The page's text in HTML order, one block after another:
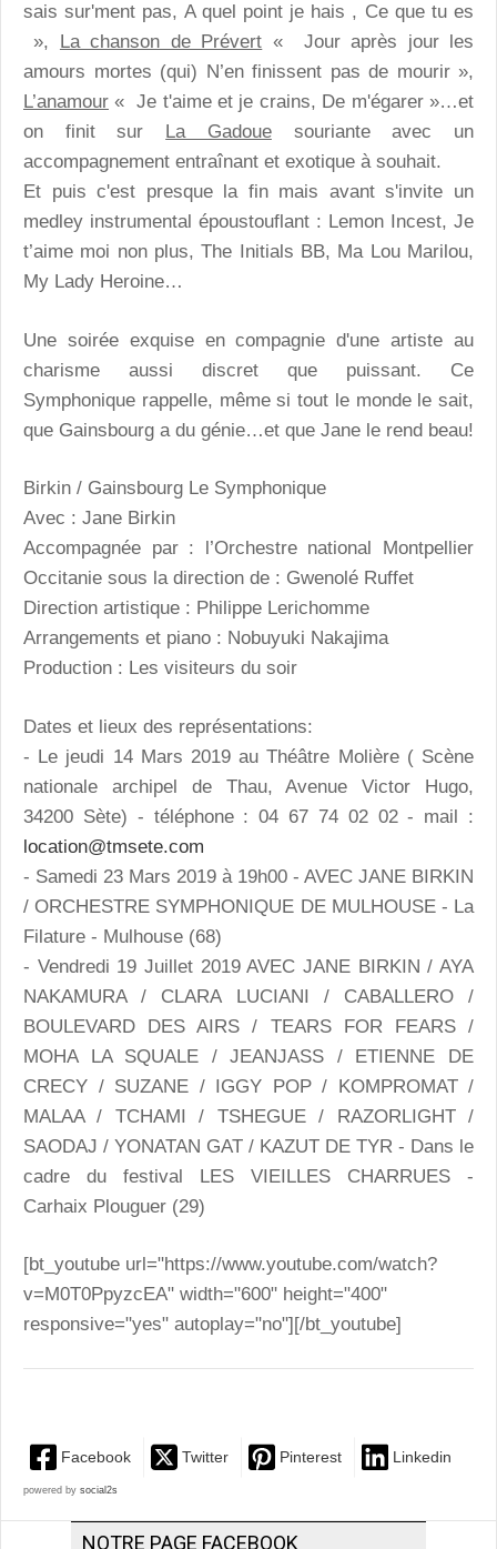
sais sur'ment pas, A quel point je hais , Ce que tu es
»,
La chanson de Prévert « Jour après jour les
amours mortes (qui) N’en finissent pas de mourir »,
L’anamour « Je t'aime et je crains, De m'égarer »…et
on finit sur
La Gadouesouriante avec un
accompagnement entraînant et exotique à souhait.
Et puis c'est presque la fin mais avant s'invite un
medley instrumental époustouflant : Lemon Incest, Je
t’aime moi non plus, The Initials BB, Ma Lou Marilou,
My Lady Heroine…
Une soirée exquise en compagnie d'une artiste au
charisme aussi discret que puissant. Ce
Symphonique rappelle, même si tout le monde le sait,
que Gainsbourg a du génie…et que Jane le rend beau!
Birkin / Gainsbourg Le Symphonique
Avec : Jane Birkin
Accompagnée par : l’Orchestre national Montpellier
Occitanie sous la direction de : Gwenolé Ruffet
Direction artistique : Philippe Lerichomme
Arrangements et piano : Nobuyuki Nakajima
Production : Les visiteurs du soir
Dates et lieux des représentations:
- Le jeudi 14 Mars 2019 au Théâtre Molière ( Scène
nationale archipel de Thau, Avenue Victor Hugo,
34200 Sète) - téléphone : 04 67 74 02 02 - mail :
location@tmsete.com
- Samedi 23 Mars 2019 à 19h00 - AVEC JANE BIRKIN
/ ORCHESTRE SYMPHONIQUE DE MULHOUSE - La
Filature - Mulhouse (68)
- Vendredi 19 Juillet 2019 AVEC JANE BIRKIN / AYA
NAKAMURA / CLARA LUCIANI / CABALLERO /
BOULEVARD DES AIRS / TEARS FOR FEARS /
MOHA LA SQUALE / JEANJASS / ETIENNE DE
CRECY / SUZANE / IGGY POP / KOMPROMAT /
MALAA / TCHAMI / TSHEGUE / RAZORLIGHT /
SAODAJ / YONATAN GAT / KAZUT DE TYR - Dans le
cadre du festival LES VIEILLES CHARRUES -
Carhaix Plouguer (29)
[bt_youtube url="https://www.youtube.com/watch?
v=M0T0PpyzcEA" width="600" height="400"
responsive="yes" autoplay="no"][/bt_youtube]
Facebook Twitter Pinterest Linkedin
powered by social2s
NOTRE PAGE FACEBOOK